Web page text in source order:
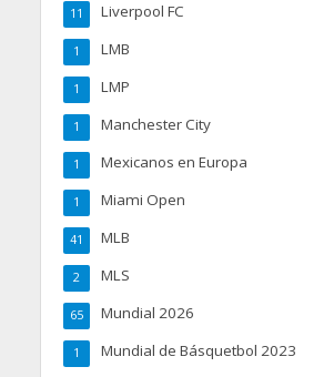
Liverpool FC
11
LMB
1
LMP
1
Manchester City
1
Mexicanos en Europa
1
Miami Open
1
MLB
41
MLS
2
Mundial 2026
65
Mundial de Básquetbol 2023
1